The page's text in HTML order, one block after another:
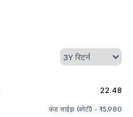
22.48
फंड साईझ (कोटी) - ₹5,980